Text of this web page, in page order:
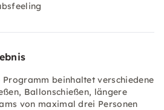
Programm beinhaltet verschiedene
Ballonschießen, längere
von maximal drei Personen